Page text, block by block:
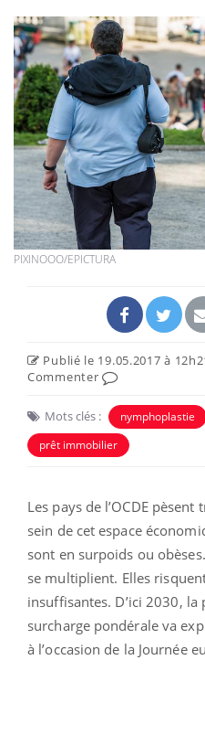
PIXINOOO/EPICTURA
Publié le 19.05.2017 à
Commenter
Mots clés : nymphoplastie
prêt immobilier
Les pays de l’OCDE
sein de cet espace
sont en surpoids ou
se multiplient. Elles
insuffisantes. D’ici 2030,
surcharge pondérale va
à l’occasion de la Journée